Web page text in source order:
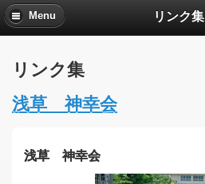
Menu リンク集
リンク集
浅草 神幸会
浅草 神幸会